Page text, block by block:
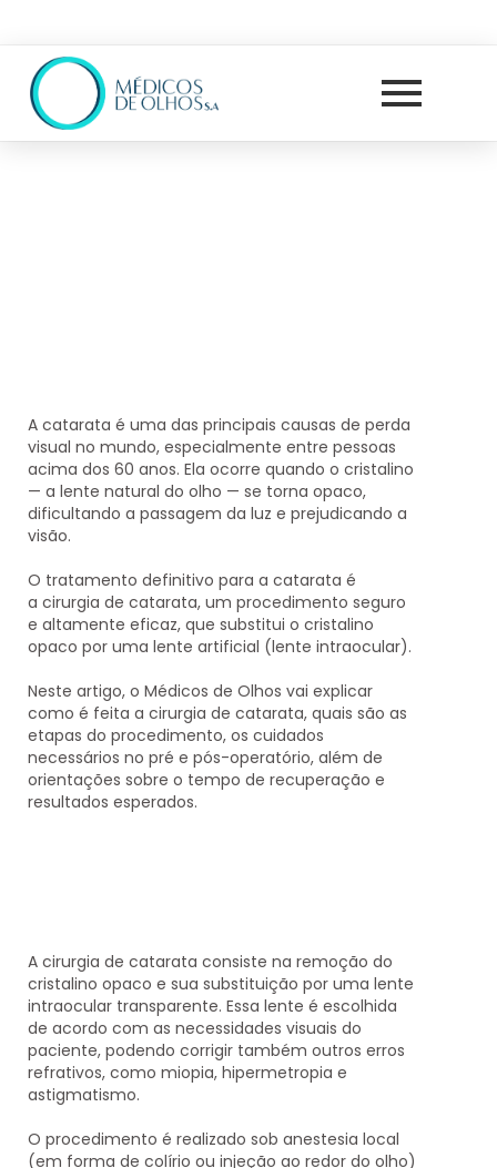
A catarata é uma das principais causas de perda
visual no mundo, especialmente entre pessoas
acima dos 60 anos. Ela ocorre quando o cristalino
— a lente natural do olho — se torna opaco,
dificultando a passagem da luz e prejudicando a
visão.
O tratamento definitivo para a catarata é
a cirurgia de catarata, um procedimento seguro
e altamente eficaz, que substitui o cristalino
opaco por uma lente artificial (lente intraocular).
Neste artigo, o Médicos de Olhos vai explicar
como é feita a cirurgia de catarata, quais são as
etapas do procedimento, os cuidados
necessários no pré e pós-operatório, além de
orientações sobre o tempo de recuperação e
resultados esperados.
A cirurgia de catarata consiste na remoção do
cristalino opaco e sua substituição por uma lente
intraocular transparente. Essa lente é escolhida
de acordo com as necessidades visuais do
paciente, podendo corrigir também outros erros
refrativos, como miopia, hipermetropia e
astigmatismo.
O procedimento é realizado sob anestesia local
(em forma de colírio ou injeção ao redor do olho)